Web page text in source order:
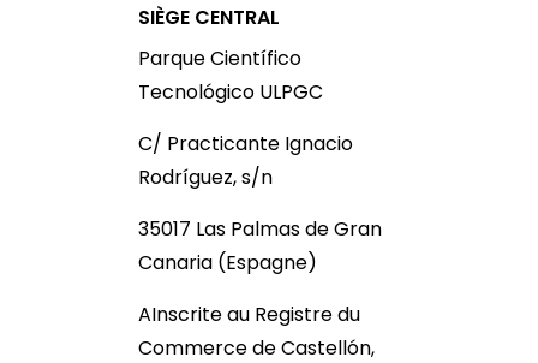
SIÈGE CENTRAL
Parque Científico
Tecnológico ULPGC
C/ Practicante Ignacio
Rodríguez, s/n
35017 Las Palmas de Gran
Canaria (Espagne)
AInscrite au Registre du
Commerce de Castellón,